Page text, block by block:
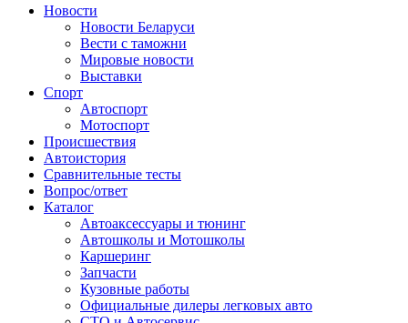
Сайт про автомобили
Новости
Новости Беларуси
Вести с таможни
Мировые новости
Выставки
Спорт
Автоспорт
Мотоспорт
Происшествия
Автоистория
Сравнительные тесты
Вопрос/ответ
Каталог
Автоакcессуары и тюнинг
Автошколы и Мотошколы
Каршеринг
Запчасти
Кузовные работы
Официальные дилеры легковых авто